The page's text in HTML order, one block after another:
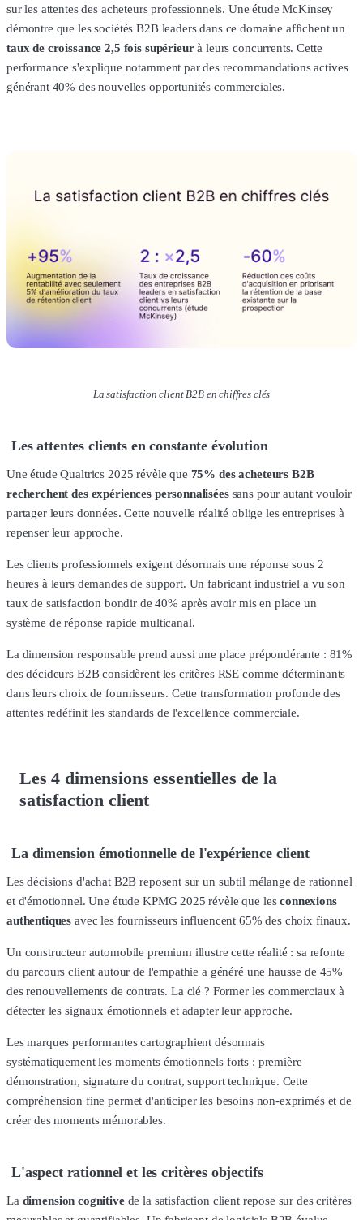
sur les attentes des acheteurs professionnels. Une étude McKinsey
démontre que les sociétés B2B leaders dans ce domaine affichent un
taux de croissance 2,5 fois supérieurà leurs concurrents. Cette
performance s'explique notamment par des recommandations actives
générant 40% des nouvelles opportunités commerciales.
La satisfaction client B2B en chiffres clés
Les attentes clients en constante évolution
Une étude Qualtrics 2025 révèle que 75% des acheteurs B2B
recherchent des expériences personnaliséessans pour autant vouloir
partager leurs données. Cette nouvelle réalité oblige les entreprises à
repenser leur approche.
Les clients professionnels exigent désormais une réponse sous 2
heures à leurs demandes de support. Un fabricant industriel a vu son
taux de satisfaction bondir de 40% après avoir mis en place un
système de réponse rapide multicanal.
La dimension responsable prend aussi une place prépondérante : 81%
des décideurs B2B considèrent les critères RSE comme déterminants
dans leurs choix de fournisseurs. Cette transformation profonde des
attentes redéfinit les standards de l'excellence commerciale.
Les 4 dimensions essentielles de la
satisfaction client
La dimension émotionnelle de l'expérience client
Les décisions d'achat B2B reposent sur un subtil mélange de rationnel
et d'émotionnel. Une étude KPMG 2025 révèle que lesconnexions
authentiques avec les fournisseurs influencent 65% des choix finaux.
Un constructeur automobile premium illustre cette réalité : sa refonte
du parcours client autour de l'empathie a généré une hausse de 45%
des renouvellements de contrats. La clé ? Former les commerciaux à
détecter les signaux émotionnels et adapter leur approche.
Les marques performantes cartographient désormais
systématiquement les moments émotionnels forts : première
démonstration, signature du contrat, support technique. Cette
compréhension fine permet d'anticiper les besoins non-exprimés et de
créer des moments mémorables.
L'aspect rationnel et les critères objectifs
La dimension cognitivede la satisfaction client repose sur des critères